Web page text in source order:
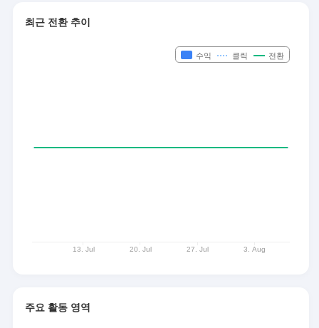
최근 전환 추이
주요 활동 영역